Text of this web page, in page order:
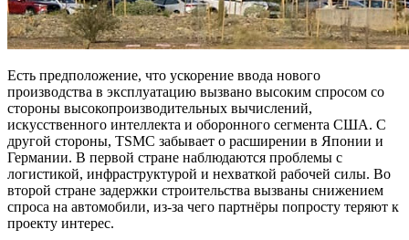
Есть предположение, что ускорение ввода нового
производства в эксплуатацию вызвано высоким спросом со
стороны высокопроизводительных вычислений,
искусственного интеллекта и оборонного сегмента США. С
другой стороны, TSMC забывает о расширении в Японии и
Германии. В первой стране наблюдаются проблемы с
логистикой, инфраструктурой и нехваткой рабочей силы. Во
второй стране задержки строительства вызваны снижением
спроса на автомобили, из-за чего партнёры попросту теряют к
проекту интерес.